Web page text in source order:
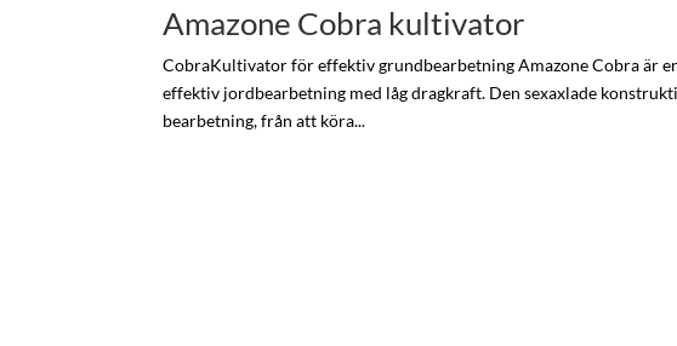
Amazone Cobra kultivator
CobraKultivator för effektiv grundbearbetning Amazone Cobra är
effektiv jordbearbetning med låg dragkraft. Den sexaxlade
bearbetning, från att köra...